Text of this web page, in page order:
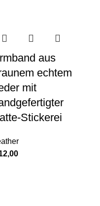
aus
echtem
mit
Stickerei